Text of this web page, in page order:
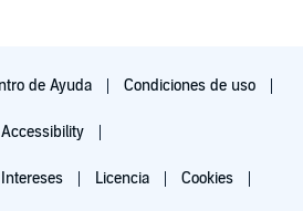
de Ayuda Condiciones de uso
Accessibility
Licencia Cookies